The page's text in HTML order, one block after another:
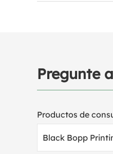
Pregunte
Productos de